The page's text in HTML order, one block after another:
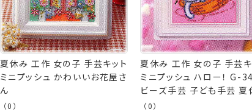
夏休み 工作 女の子 手芸キット
ミニプッシュ かわいいお花屋さ
ん
（0）
夏休み 工作 女の子 手芸キ
ミニプッシュ ハロー！ G-
ビーズ手芸 子ども手芸 夏
工作 手芸キット
（0）